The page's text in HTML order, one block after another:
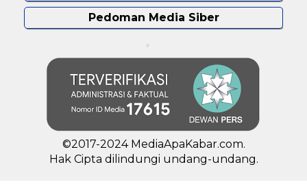
Pedoman Media Siber
©2017-2024 MediaApaKabar.com.
Hak Cipta dilindungi undang-undang.